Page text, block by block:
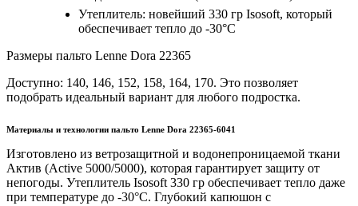
Утеплитель: новейший 330 гр Isosoft, который
обеспечивает тепло до -30°C
Размеры пальто Lenne Dora 22365
Доступно: 140, 146, 152, 158, 164, 170. Это позволяет
подобрать идеальный вариант для любого подростка.
Материалы и технологии пальто Lenne Dora 22365-6041
Изготовлено из ветрозащитной и водонепроницаемой ткани
Актив (Active 5000/5000), которая гарантирует защиту от
непогоды. Утеплитель Isosoft 330 гр обеспечивает тепло даже
при температуре до -30°C. Глубокий капюшон с